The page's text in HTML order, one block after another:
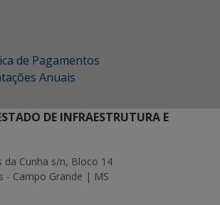
de Pagamentos
Anuais
DE INFRAESTRUTURA E
da Cunha s/n, Bloco 14
- Campo Grande | MS